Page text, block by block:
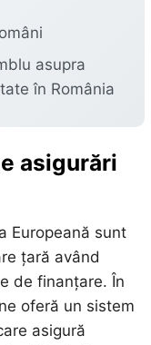
asupra
în România
asigurări
Europeană sunt
țară având
de finanțare. În
oferă un sistem
asigură